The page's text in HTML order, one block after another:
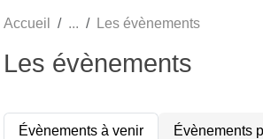
Accueil Les évènements
Les évènements
Évènements à venir Évènements